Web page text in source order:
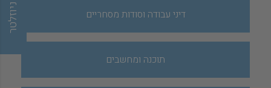
דיני עבודה וסודות מסחריים
תוכנה ומחשבים
ניוזלטר